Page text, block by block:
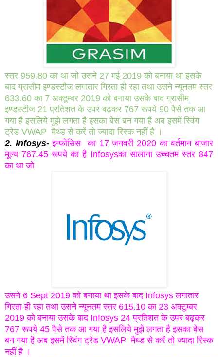
स्तर 959.80 का था जो उसने 27 मई 2019 को बनाया था इसके
बाद ग्रासीम इण्डस्टीज लगातार गिरता ही रहा तथा उसने न्यूनतम स्तर
633.60 का 7 अक्टूम्बर 2019 को बनाया उसके बाद ग्रासीम
इण्डस्टीज 21 प्रतिशत के उपर बढ़कर 767 रूपये 90 पैसे तक आ
गया है इसलिये मुझे लगता है इसका बेस बन गया है अब इसमें स्विंग
ट्रेड VWAP मैथ्ड से करें तो ज्यादा रिस्क नहीं है ।
2. Infosys- इन्फोसिस का 17 जनवरी 2020 का वर्तमान बाजार
मूल्य 767.45 रूपये का है Infosysका सालाना उच्चतम स्तर 847
का था जो
उसने 6 Sept 2019 को बनाया था इसके बाद Infosys लगातार
गिरता ही रहा तथा उसने न्यूनतम स्तर 615.10 का 23 अक्टूम्बर
2019 को बनाया उसके बाद Infosys 24 प्रतिशत के उपर बढ़कर
767 रूपये 45 पैसे तक आ गया है इसलिये मुझे लगता है इसका बेस
बन गया है अब इसमें स्विंग ट्रेड VWAP मैथ्ड से करें तो ज्यादा रिस्क
नहीं है ।